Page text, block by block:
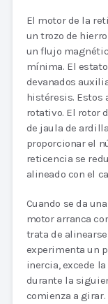
El motor de la
un trozo de
un flujo
mínima. El
devanados
histéresis. Estos
rotativo. El rotor
de jaula de
proporcionar el
reticencia se
alineado con el
Cuando se da
motor arranca
trata de
experimenta un
inercia, excede
durante la
comienza a girar.